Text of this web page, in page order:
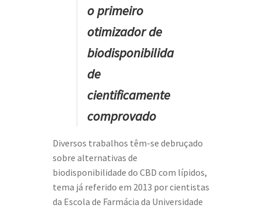
o primeiro
otimizador de
biodisponibilida
de
cientificamente
comprovado
Diversos trabalhos têm-se debruçado
sobre alternativas de
biodisponibilidade do CBD com lípidos,
tema já referido em 2013 por cientistas
da Escola de Farmácia da Universidade